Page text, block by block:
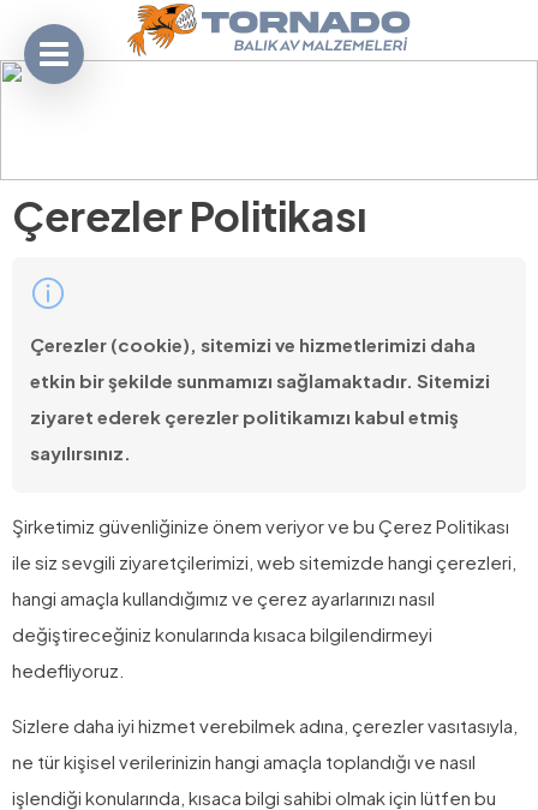
Çerezler Politikası
Çerezler (cookie), sitemizi ve hizmetlerimizi daha
etkin bir şekilde sunmamızı sağlamaktadır. Sitemizi
ziyaret ederek çerezler politikamızı kabul etmiş
sayılırsınız.
Şirketimiz güvenliğinize önem veriyor ve bu Çerez Politikası
ile siz sevgili ziyaretçilerimizi, web sitemizde hangi çerezleri,
hangi amaçla kullandığımız ve çerez ayarlarınızı nasıl
değiştireceğiniz konularında kısaca bilgilendirmeyi
hedefliyoruz.
Sizlere daha iyi hizmet verebilmek adına, çerezler vasıtasıyla,
ne tür kişisel verilerinizin hangi amaçla toplandığı ve nasıl
işlendiği konularında, kısaca bilgi sahibi olmak için lütfen bu